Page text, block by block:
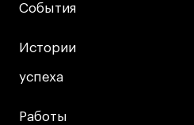
Условия возврата
Лицензия на
Университет»
Карта сайта
События
События
Истории
успеха
Истории
успеха
Работы
Работы